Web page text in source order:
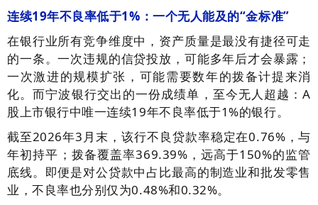
连续19年不良率低于1%：一个无人能及的“金标准”
在银行业所有竞争维度中，资产质量是最没有捷径可走
的一条。一次违规的信贷投放，可能多年后才会暴露；
一次激进的规模扩张，可能需要数年的拨备计提来消
化。而宁波银行交出的一份成绩单，至今无人超越：A
股上市银行中唯一连续19年不良率低于1%的银行。
截至2026年3月末，该行不良贷款率稳定在0.76%，与
年初持平；拨备覆盖率369.39%，远高于150%的监管
底线。即便是对公贷款中占比最高的制造业和批发零售
业，不良率也分别仅为0.48%和0.32%。